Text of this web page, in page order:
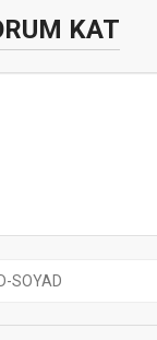
KAT